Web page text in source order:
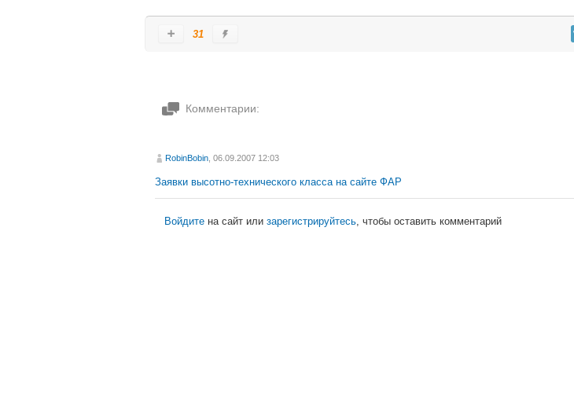
31
Комментарии:
RobinBobin , 06.09.2007 12:03
Заявки высотно-технического класса на сайте ФАР
Войдите на сайт или зарегистрируйтесь, чтобы оставить комментарий